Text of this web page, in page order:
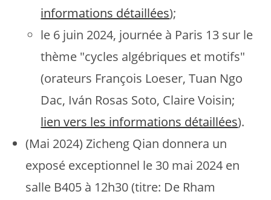
informations détaillées);
le 6 juin 2024, journée à Paris 13 sur le
thème "cycles algébriques et motifs"
(orateurs François Loeser, Tuan Ngo
Dac, Iván Rosas Soto, Claire Voisin;
lien vers les informations détaillées).
(Mai 2024) Zicheng Qian donnera un
exposé exceptionnel le 30 mai 2024 en
salle B405 à 12h30 (titre: De Rham